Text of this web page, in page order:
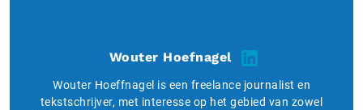
Wouter Hoefnagel
Wouter Hoeffnagel is een freelance journalist en
tekstschrijver, met interesse op het gebied van zowel